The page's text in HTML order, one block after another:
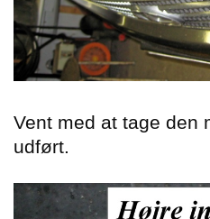
Vent med at tage den
udført.